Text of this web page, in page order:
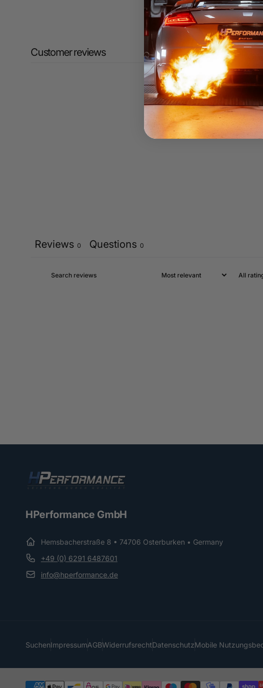
Customer reviews
Reviews 0 Questions 0
HPerformance GmbH
Hemsbacherstraße 8 • 74706 Osterburken • Germany
+49 (0) 6291 6487601
info@hperformance.de
SuchenImpressumAGBWiderrufsrechtDatenschutzMobile